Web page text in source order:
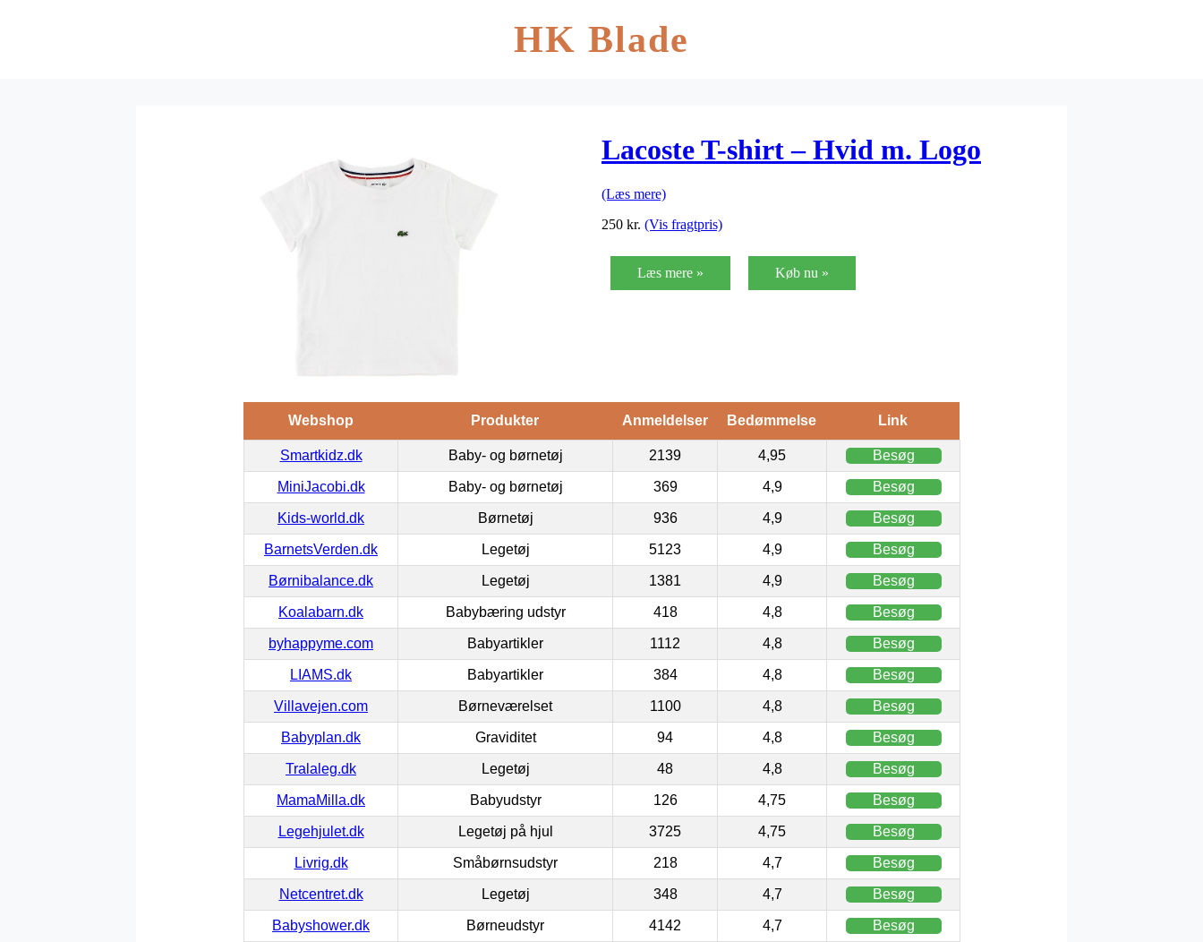
HK Blade
Lacoste T-shirt – Hvid m. Logo
(Læs mere)
250 kr. (Vis fragtpris)
Læs mere » Køb nu »
Webshop Produkter Anmeldelser Bedømmelse Link
Smartkidz.dk Baby- og børnetøj 2139 4,95 Besøg
MiniJacobi.dk Baby- og børnetøj 369 4,9 Besøg
Kids-world.dk Børnetøj 936 4,9 Besøg
BarnetsVerden.dk Legetøj 5123 4,9 Besøg
Børnibalance.dk Legetøj 1381 4,9 Besøg
Koalabarn.dk Babybæring udstyr 418 4,8 Besøg
byhappyme.com Babyartikler 1112 4,8 Besøg
LIAMS.dk Babyartikler 384 4,8 Besøg
Villavejen.com Børneværelset 1100 4,8 Besøg
Babyplan.dk Graviditet 94 4,8 Besøg
Tralaleg.dk Legetøj 48 4,8 Besøg
MamaMilla.dk Babyudstyr 126 4,75 Besøg
Legehjulet.dk Legetøj på hjul 3725 4,75 Besøg
Livrig.dk Småbørnsudstyr 218 4,7 Besøg
Netcentret.dk Legetøj 348 4,7 Besøg
Babyshower.dk Børneudstyr 4142 4,7 Besøg